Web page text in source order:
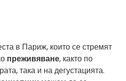
в Париж, които се стремят
преживяване, както по
така и на дегустацията.